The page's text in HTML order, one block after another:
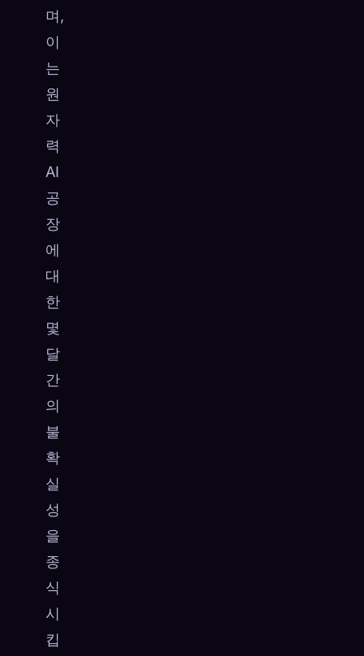
며,
이
는
원
자
력
AI
공
장
에
대
한
몇
달
간
의
불
확
실
성
을
종
식
시
킵